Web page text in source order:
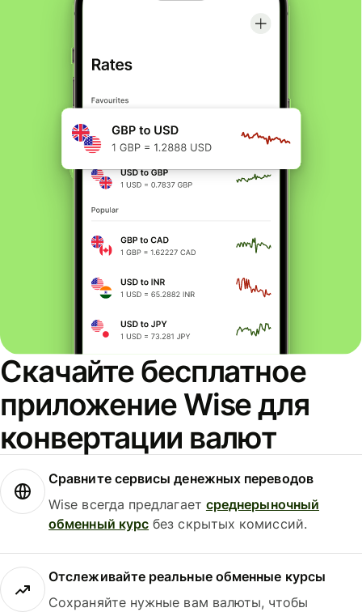
Скачайте бесплатное
приложение Wise для
конвертации валют
Сравните сервисы денежных переводов
Wise всегда предлагает среднерыночный
обменный курс без скрытых комиссий.
Отслеживайте реальные обменные курсы
Сохраняйте нужные вам валюты, чтобы